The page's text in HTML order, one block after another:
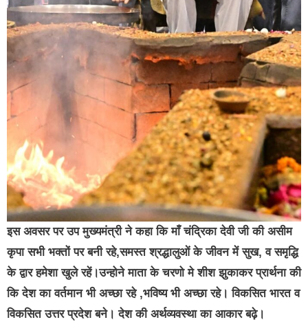
इस अवसर पर उप मुख्यमंत्री ने कहा कि माँ चंद्रिका देवी जी की असीम
कृपा सभी भक्तों पर बनी रहे,समस्त श्रद्धालुओं के जीवन में सुख, व समृद्धि
के द्वार हमेशा खुले रहें।उन्होने माता के चरणो मे शीश झुकाकर प्रार्थना की
कि देश का वर्तमान भी अच्छा रहे ,भविष्य भी अच्छा रहे। विकसित भारत व
विकसित उत्तर प्रदेश बने। देश की अर्थव्यवस्था का आकार बढ़े।